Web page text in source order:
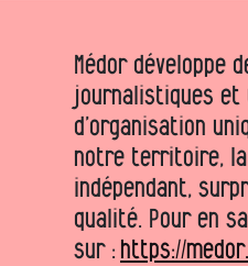
Médor développe
journalistiques et
d’organisation
notre territoire, la
indépendant,
qualité. Pour en
sur : https://